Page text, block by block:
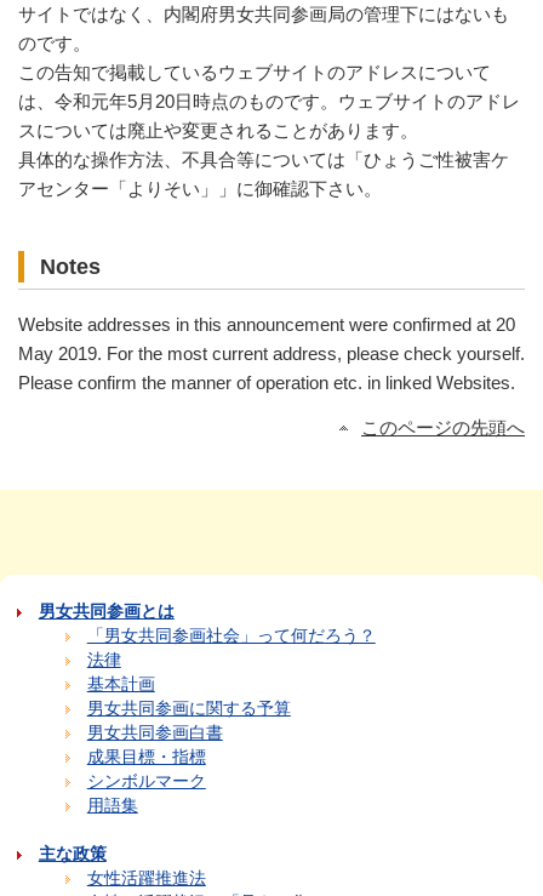
サイトではなく、内閣府男女共同参画局の管理下にはないも
のです。
この告知で掲載しているウェブサイトのアドレスについて
は、令和元年5月20日時点のものです。ウェブサイトのアドレ
スについては廃止や変更されることがあります。
具体的な操作方法、不具合等については「ひょうご性被害ケ
アセンター「よりそい」」に御確認下さい。
Notes
Website addresses in this announcement were confirmed at 20
May 2019. For the most current address, please check yourself.
Please confirm the manner of operation etc. in linked Websites.
このページの先頭へ
男女共同参画とは
「男女共同参画社会」って何だろう？
法律
基本計画
男女共同参画に関する予算
男女共同参画白書
成果目標・指標
シンボルマーク
用語集
主な政策
女性活躍推進法